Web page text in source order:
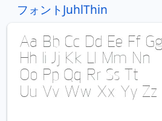
フォントJuhlThin